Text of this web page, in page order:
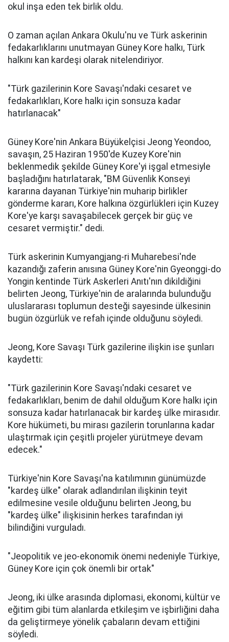
okul inşa eden tek birlik oldu.
O zaman açılan Ankara Okulu'nu ve Türk askerinin
fedakarlıklarını unutmayan Güney Kore halkı, Türk
halkını kan kardeşi olarak nitelendiriyor.
"Türk gazilerinin Kore Savaşı'ndaki cesaret ve
fedakarlıkları, Kore halkı için sonsuza kadar
hatırlanacak"
Güney Kore'nin Ankara Büyükelçisi Jeong Yeondoo,
savaşın, 25 Haziran 1950'de Kuzey Kore'nin
beklenmedik şekilde Güney Kore'yi işgal etmesiyle
başladığını hatırlatarak, "BM Güvenlik Konseyi
kararına dayanan Türkiye'nin muharip birlikler
gönderme kararı, Kore halkına özgürlükleri için Kuzey
Kore'ye karşı savaşabilecek gerçek bir güç ve
cesaret vermiştir." dedi.
Türk askerinin Kumyangjang-ri Muharebesi'nde
kazandığı zaferin anısına Güney Kore'nin Gyeonggi-do
Yongin kentinde Türk Askerleri Anıtı'nın dikildiğini
belirten Jeong, Türkiye'nin de aralarında bulunduğu
uluslararası toplumun desteği sayesinde ülkesinin
bugün özgürlük ve refah içinde olduğunu söyledi.
Jeong, Kore Savaşı Türk gazilerine ilişkin ise şunları
kaydetti:
"Türk gazilerinin Kore Savaşı'ndaki cesaret ve
fedakarlıkları, benim de dahil olduğum Kore halkı için
sonsuza kadar hatırlanacak bir kardeş ülke mirasıdır.
Kore hükümeti, bu mirası gazilerin torunlarına kadar
ulaştırmak için çeşitli projeler yürütmeye devam
edecek."
Türkiye'nin Kore Savaşı'na katılımının günümüzde
"kardeş ülke" olarak adlandırılan ilişkinin teyit
edilmesine vesile olduğunu belirten Jeong, bu
"kardeş ülke" ilişkisinin herkes tarafından iyi
bilindiğini vurguladı.
"Jeopolitik ve jeo-ekonomik önemi nedeniyle Türkiye,
Güney Kore için çok önemli bir ortak"
Jeong, iki ülke arasında diplomasi, ekonomi, kültür ve
eğitim gibi tüm alanlarda etkileşim ve işbirliğini daha
da geliştirmeye yönelik çabaların devam ettiğini
söyledi.